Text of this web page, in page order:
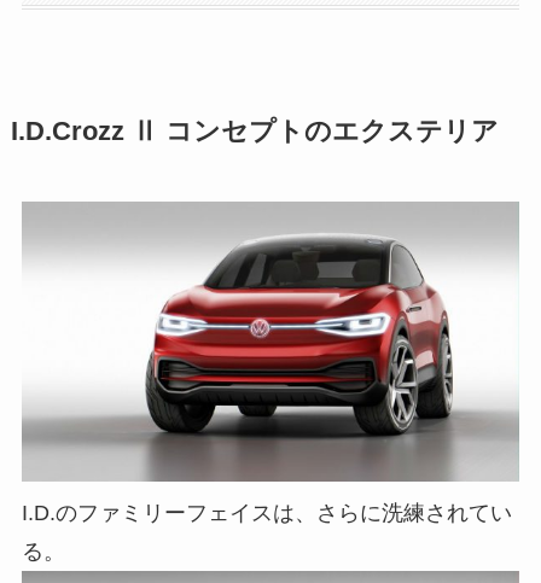
I.D.Crozz Ⅱ コンセプトのエクステリア
I.D.のファミリーフェイスは、さらに洗練されてい
る。